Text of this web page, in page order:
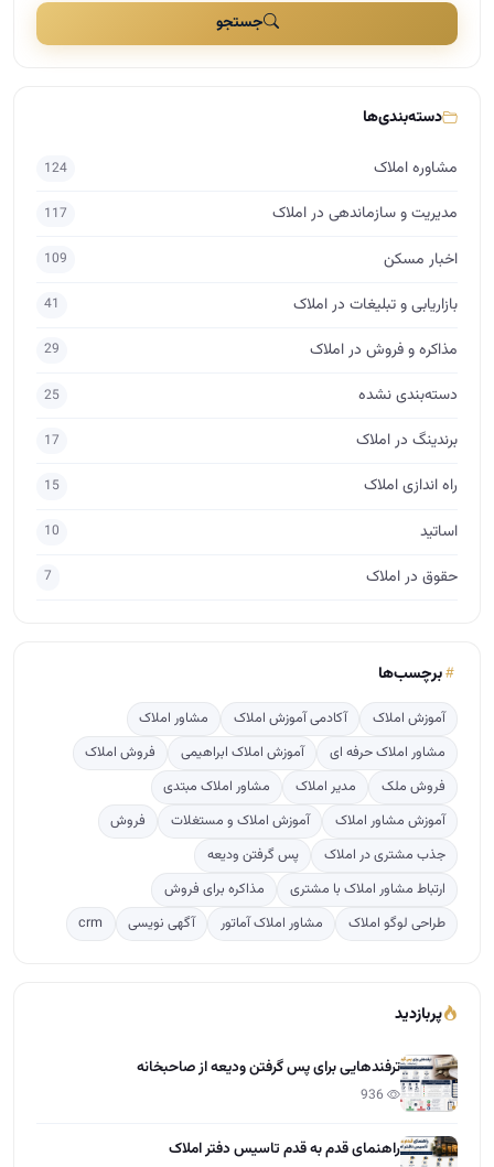
جستجو
دسته‌بندی‌ها
مشاوره املاک 124
مدیریت و سازماندهی در املاک 117
اخبار مسکن 109
بازاریابی و تبلیغات در املاک 41
مذاکره و فروش در املاک 29
دسته‌بندی نشده 25
برندینگ در املاک 17
راه اندازی املاک 15
اساتید 10
حقوق در املاک 7
برچسب‌ها
آموزش املاک آکادمی آموزش املاک
مشاور املاک
مشاور املاک حرفه ای
آموزش املاک ابراهیمی
فروش املاک
فروش ملک
مدیر املاک
مشاور املاک مبتدی
آموزش مشاور املاک
آموزش املاک و مستغلات
فروش
جذب مشتری در املاک
پس گرفتن ودیعه
ارتباط مشاور املاک با مشتری
مذاکره برای فروش
طراحی لوگو املاک
مشاور املاک آماتور آگهی نویسی crm
پربازدید
ترفندهایی برای پس گرفتن ودیعه از صاحبخانه
راهنمای قدم به قدم تاسیس دفتر املاک